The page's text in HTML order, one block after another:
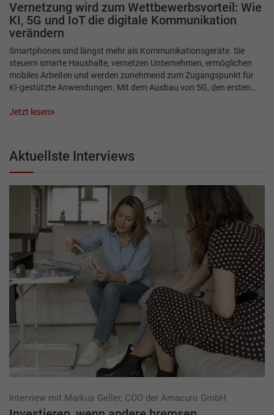
Vernetzung wird zum Wettbewerbsvorteil: Wie
KI, 5G und IoT die digitale Kommunikation
verändern
Smartphones sind längst mehr als Kommunikationsgeräte. Sie
steuern smarte Haushalte, vernetzen Unternehmen, ermöglichen
mobiles Arbeiten und werden zunehmend zum Zugangspunkt für
KI-gestützte Anwendungen. Mit dem Ausbau von 5G, den ersten…
Jetzt lesen
Aktuellste Interviews
Interview mit Markus Geller, COO der Amacuro GmbH